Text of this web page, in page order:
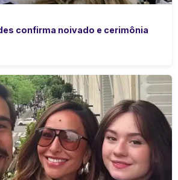
confirma noivado e cerimônia